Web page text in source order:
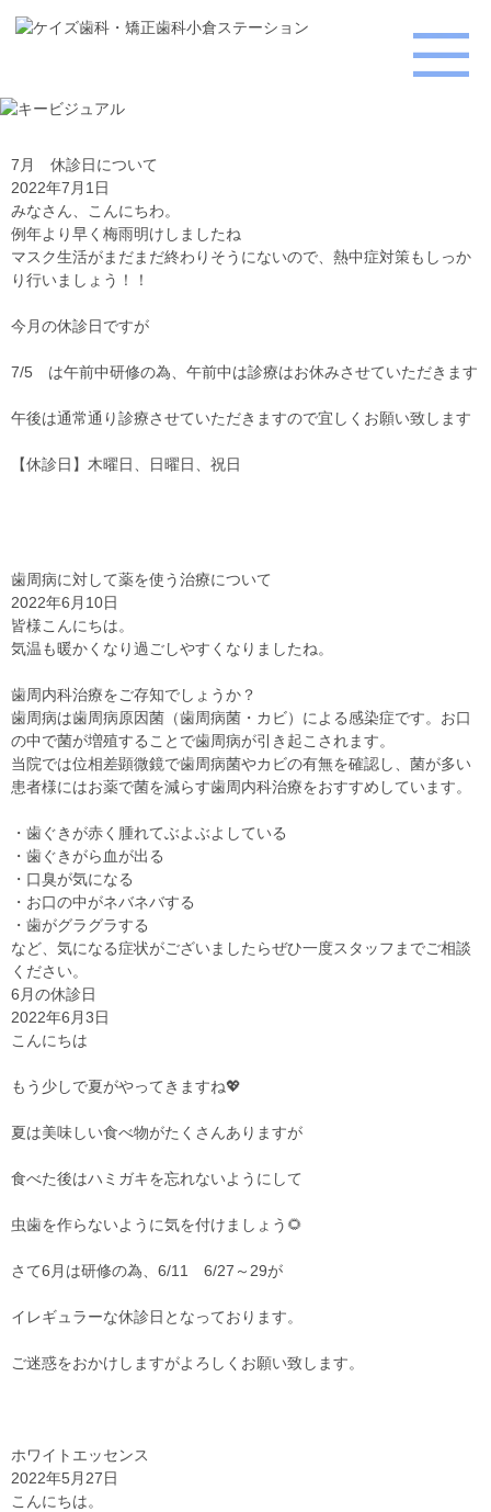
7月 休診日について
2022年7月1日
みなさん、こんにちわ。
例年より早く梅雨明けしましたね
マスク生活がまだまだ終わりそうにないので、熱中症対策もしっか
り行いましょう！！
今月の休診日ですが
7/5 は午前中研修の為、午前中は診療はお休みさせていただきます
午後は通常通り診療させていただきますので宜しくお願い致します
【休診日】木曜日、日曜日、祝日
歯周病に対して薬を使う治療について
2022年6月10日
皆様こんにちは。
気温も暖かくなり過ごしやすくなりましたね。
歯周内科治療をご存知でしょうか？
歯周病は歯周病原因菌（歯周病菌・カビ）による感染症です。お口
の中で菌が増殖することで歯周病が引き起こされます。
当院では位相差顕微鏡で歯周病菌やカビの有無を確認し、菌が多い
患者様にはお薬で菌を減らす歯周内科治療をおすすめしています。
・歯ぐきが赤く腫れてぶよぶよしている
・歯ぐきがら血が出る
・口臭が気になる
・お口の中がネバネバする
・歯がグラグラする
など、気になる症状がございましたらぜひ一度スタッフまでご相談
ください。
6月の休診日
2022年6月3日
こんにちは
もう少しで夏がやってきますね💖
夏は美味しい食べ物がたくさんありますが
食べた後はハミガキを忘れないようにして
虫歯を作らないように気を付けましょう🌻
さて6月は研修の為、6/11 6/27～29が
イレギュラーな休診日となっております。
ご迷惑をおかけしますがよろしくお願い致します。
ホワイトエッセンス
2022年5月27日
こんにちは。